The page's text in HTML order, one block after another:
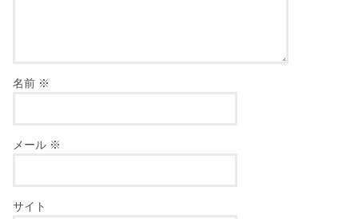
名前 ※
メール ※
サイト